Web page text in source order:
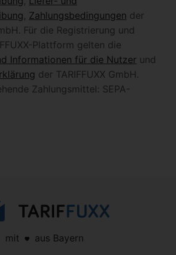
, Zahlungsbedingungen der
Für die Registrierung und
Plattform gelten die
Informationen für die Nutzer und
der TARIFFUXX GmbH.
Zahlungsmittel: SEPA-
mit aus Bayern